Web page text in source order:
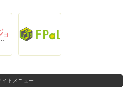
イトメニュー